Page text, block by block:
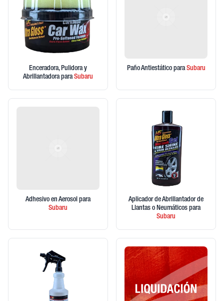
Enceradora, Pulidora y
Abrillantadora paraSubaru
Paño Antiestático paraSubaru
Adhesivo en Aerosol para
Subaru
Aplicador de Abrillantador de
Llantas o Neumáticos para
Subaru